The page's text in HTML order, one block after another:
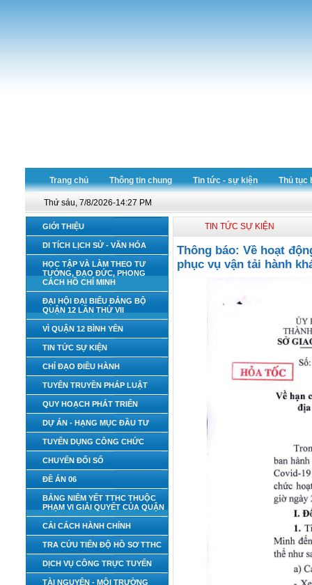
Trang chủ Thông tin chung Tin tức - sự kiện Thủ tục
Thứ sáu, 7/8/2026-14:27 PM
GIỚI THIỆU
DI TÍCH LỊCH SỬ - VĂN HÓA
HỌC TẬP VÀ LÀM THEO TƯ
TƯỞNG, ĐẠO ĐỨC, PHONG
CÁCH HỒ CHÍ MINH
ĐẠI HỘI ĐẠI BIỂU ĐẢNG BỘ
QUẬN 12 LẦN THỨ VII
VÌ QUẬN 12 BÌNH YÊN
TIN TỨC SỰ KIỆN
CHỈ ĐẠO ĐIỀU HÀNH
TUYÊN TRUYỀN PHÁP LUẬT
QUY HOẠCH PHÁT TRIỂN
DỰ ÁN - HẠNG MỤC ĐẦU TƯ
TUYỂN DỤNG CÔNG CHỨC
CHUYỂN ĐỔI SỐ
ĐỀ ÁN 06
BẢNG NIÊM YẾT TTHC THUỘC
PHẠM VI GIẢI QUYẾT CỦA QUẬN
CẢI CÁCH HÀNH CHÍNH
TRA CỨU TIẾN ĐỘ HỒ SƠ TTHC
DỊCH VỤ CÔNG TRỰC TUYẾN
TÀI NGUYÊN - MÔI TRƯỜNG
TIN TỨC SỰ KIỆN
Thông báo: Về hoạt
phục vụ vận tải hành